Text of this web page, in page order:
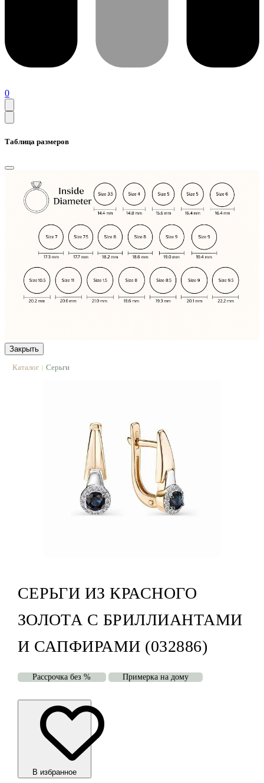
0
Таблица размеров
Закрыть
Каталог | Серьги
СЕРЬГИ ИЗ КРАСНОГО
ЗОЛОТА С БРИЛЛИАНТАМИ
И САПФИРАМИ (032886)
Рассрочка без % Примерка на дому
В избранноe